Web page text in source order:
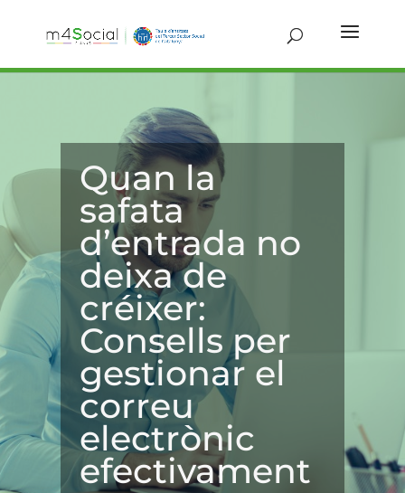
Quan la
safata
d’entrada no
deixa de
créixer:
Consells per
gestionar el
correu
electrònic
efectivament